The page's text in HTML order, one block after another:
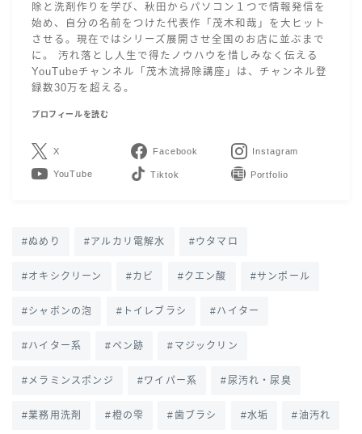
除と洗剤作りを学び、秋田からパソコン１つで情報発信を
始め、自分の名前をつけた代表作「茂木和哉」を大ヒット
させる。現在ではシリーズ展開させ全国のお店に並ぶまで
に。 汚れ落とし人生で得たノウハウを惜しみなく伝える
YouTubeチャンネル「茂木流掃除講座」は、チャンネル登
録数30万を超える。
プロフィールを読む
X Facebook Instagram
YouTube LINE Contact
ぬめり アルカリ電解水 ウタマロ
オキシクリーン カビ クエン酸 サンポール
シャボンの泡 トイレブラシ ハイター
ハイター系 ペン跡 マジックリン
メラミンスポンジ ワイパー系 尿汚れ・尿臭
業務用洗剤 橙の雫 歯ブラシ 水垢 油汚れ